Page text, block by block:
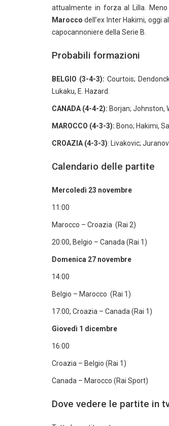
attualmente in forza al Lilla. Meno
Marocco dell’ex Inter Hakimi, oggi
capocannoniere della Serie B.
Probabili formazioni
BELGIO (3-4-3): Courtois;
Lukaku, E. Hazard.
CANADA (4-4-2): Borjan; Johnston,
MAROCCO (4-3-3): Bono; Hakimi,
CROAZIA (4-3-3): Livakovic;
Calendario delle partite
Mercoledì 23 novembre
11:00
Marocco – Croazia (Rai 2)
20:00, Belgio – Canada (Rai 1)
Domenica 27 novembre
14:00
Belgio – Marocco (Rai 1)
17:00, Croazia – Canada (Rai 1)
Giovedì 1 dicembre
16:00
Croazia – Belgio (Rai 1)
Canada – Marocco (Rai Sport)
Dove vedere le partite in